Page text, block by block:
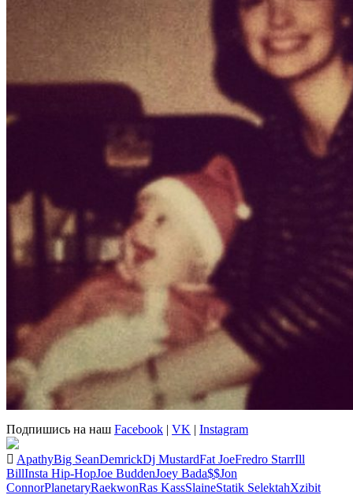
Подпишись на наш Facebook | VK | Instagram
ApathyBig SeanDemrickDj MustardFat JoeFredro StarrIll
BillInsta Hip-HopJoe BuddenJoey Bada$$Jon
ConnorPlanetaryRaekwonRas KassSlaineStatik SelektahXzibit